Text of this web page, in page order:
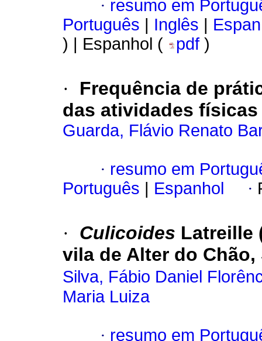
· resumo em
Português
Inglês
) | Espanhol (
pdf )
·
Frequência de
das atividades
Guarda, Flávio Renato
· resumo em
Português
Espanhol ·
· Culicoides Latreille
vila de Alter do Chão,
Silva, Fábio Daniel
Maria Luiza
· resumo em